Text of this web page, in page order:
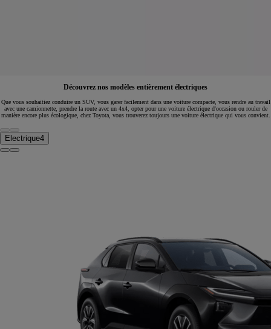
Découvrez nos modèles entièrement électriques
Que vous souhaitiez conduire un SUV, vous garer facilement dans une voiture compacte, vous rendre au travail
avec une camionnette, prendre la route avec un 4x4, opter pour une voiture électrique d'occasion ou rouler de
manière encore plus écologique, chez Toyota, vous trouverez toujours une voiture électrique qui vous convient.
Electrique4